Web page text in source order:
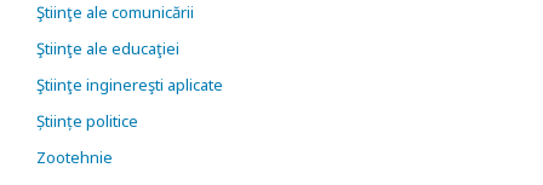
Ştiinţe ale comunicării
Ştiinţe ale educaţiei
Ştiinţe inginereşti aplicate
Științe politice
Zootehnie